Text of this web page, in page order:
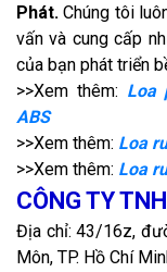
Phát. Chúng tôi
vấn và cung cấp
của bạn phát triển
>>Xem thêm: Loa
ABS
>>Xem thêm: Loa
>>Xem thêm: Loa
CÔNG TY
Địa chỉ: 43/16z,
Môn, TP. Hồ Chí